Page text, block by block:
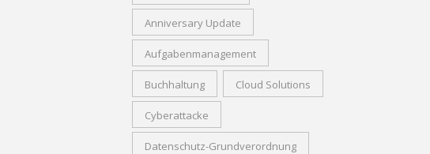
Anniversary Update
Aufgabenmanagement
Buchhaltung Cloud Solutions
Cyberattacke
Datenschutz-Grundverordnung